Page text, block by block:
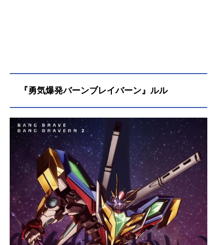
その運命は、どこへ向かう――。
史明×『デート・ア・ライブ』のつな
こ×『かぐや様は告らせたい～天才た
ちの恋...
『勇気爆発バーンブレイバーン』ルル